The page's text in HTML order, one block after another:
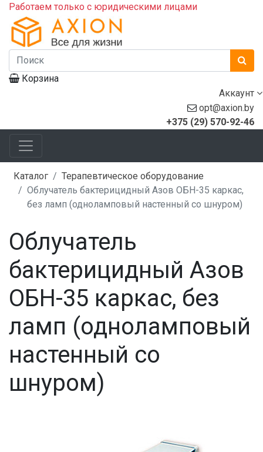
Работаем только с юридическими лицами
Корзина
Аккаунт
opt@axion.by
+375 (29) 570-92-46
Каталог
Терапевтическое оборудование
Облучатель бактерицидный Азов ОБН-35 каркас,
без ламп (одноламповый настенный со шнуром)
Облучатель
бактерицидный Азов
ОБН-35 каркас, без
ламп (одноламповый
настенный со
шнуром)